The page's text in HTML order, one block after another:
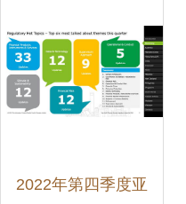
2022年第四季度亚